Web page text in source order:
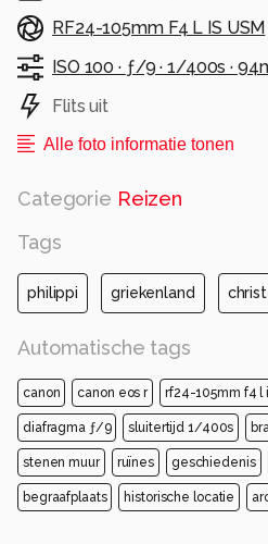
RF24-105mm F4 L IS USM
ISO 100 · ƒ/9 ·1/400s ·
Flits uit
Alle foto informatie tonen
Categorie Reizen
Tags
philippi griekenland
Automatische tags
canon canon eos r rf24-105mm f4 l
diafragma ƒ/9 sluitertijd 1/400s
stenen muur ruïnes geschiedenis
begraafplaats historische locatie